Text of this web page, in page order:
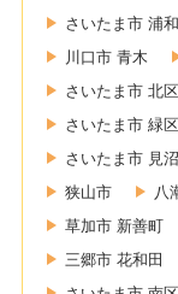
さいたま市 浦
川口市 青木
さいたま市 北
さいたま市 緑
さいたま市 見
狭山市
八
草加市 新善町
三郷市 花和田